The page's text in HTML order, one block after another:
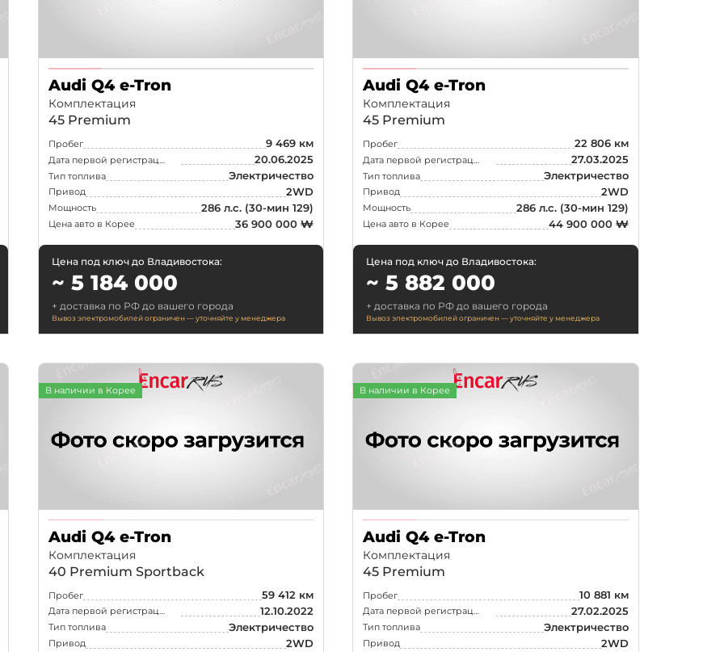
Audi Q4 e-Tron
Комплектация
45 Premium
Пробег 9 469 км
20.06.2025
Тип топлива Электричество
Привод 2WD
Мощность 286 л.с. (30-мин 129)
Цена авто в Корее 36 900 000 ₩
Цена под ключ до Владивостока:
~ 5 184 000
+ доставка по РФ до вашего города
Вывоз электромобилей ограничен — уточняйте у менеджера
Audi Q4 e-Tron
Комплектация
45 Premium
Пробег 22 806 км
27.03.2025
Тип топлива Электричество
Привод 2WD
Мощность 286 л.с. (30-мин 129)
Цена авто в Корее 44 900 000 ₩
Цена под ключ до Владивостока:
~ 5 882 000
+ доставка по РФ до вашего города
Вывоз электромобилей ограничен — уточняйте у менеджера
В наличии в Корее
Audi Q4 e-Tron
Комплектация
40 Premium Sportback
Пробег 59 412 км
Дата первой регистрации 12.10.2022
Тип топлива Электричество
Привод 2WD
В наличии в Корее
Audi Q4 e-Tron
Комплектация
45 Premium
Пробег 10 881 км
Дата первой регистрации 27.02.2025
Тип топлива Электричество
Привод 2WD
или найдитесвой город
Поиск
Казань
Красноярск
Ростов-на-Дону
Краснодар
Махачкала
Хабаровск Владивосток